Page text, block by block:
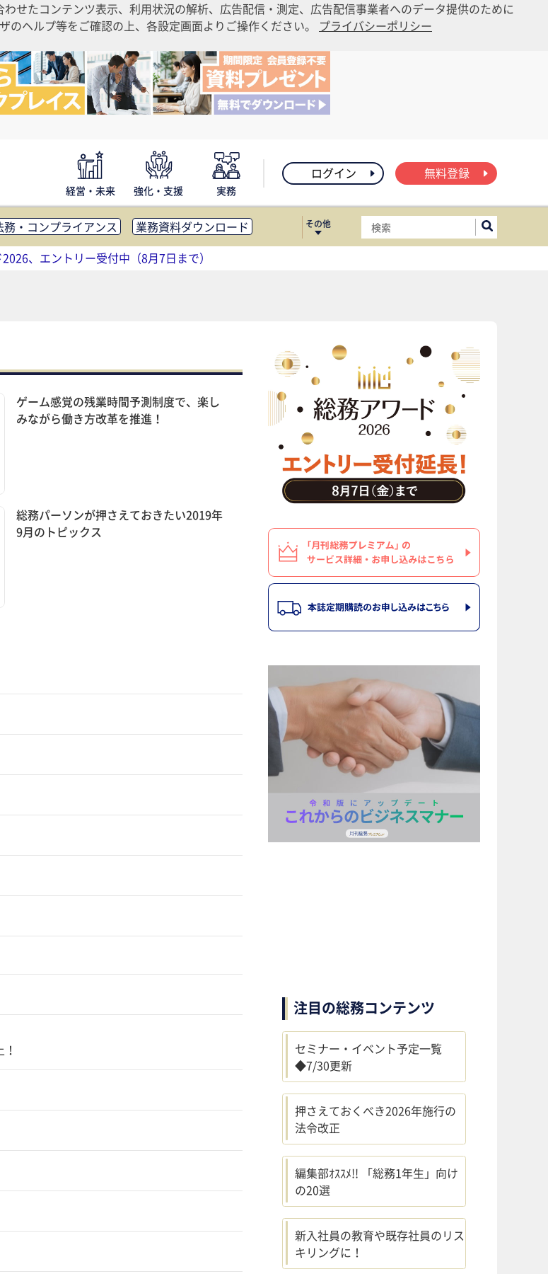
せたコンテンツ表示、利用状況の解析、広告配信・測定、広告配信事業者へのデータ提供のために
ヘルプ等をご確認の上、各設定画面よりご操作ください。 プライバシーポリシー
経営・未来 強化・支援 実務
ログイン 無料登録
務・コンプライアンス
業務資料ダウンロード
内コミュニケーション活性化
FM・オフィス移転
アウトソーシング・BPO
調査・レポート
その他
、エントリー受付中（8月7日まで）
ゲーム感覚の残業時間予測制度で、楽し
みながら働き方改革を推進！
総務パーソンが押さえておきたい2019年
9月のトピックス
注目の総務コンテンツ
セミナー・イベント予定一覧
◆7/30更新
押さえておくべき2026年施行の
法令改正
編集部ｵｽｽﾒ!! 「総務1年生」向け
の20選
新入社員の教育や既存社員のリス
キリングに！